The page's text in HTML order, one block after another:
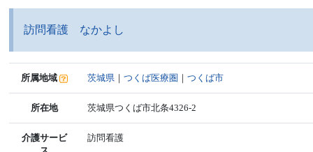
訪問看護 なかよし
所属地域 茨城県 ｜つくば医療圏 ｜つくば市
所在地 茨城県つくば市北条4326-2
介護サービ
訪問看護